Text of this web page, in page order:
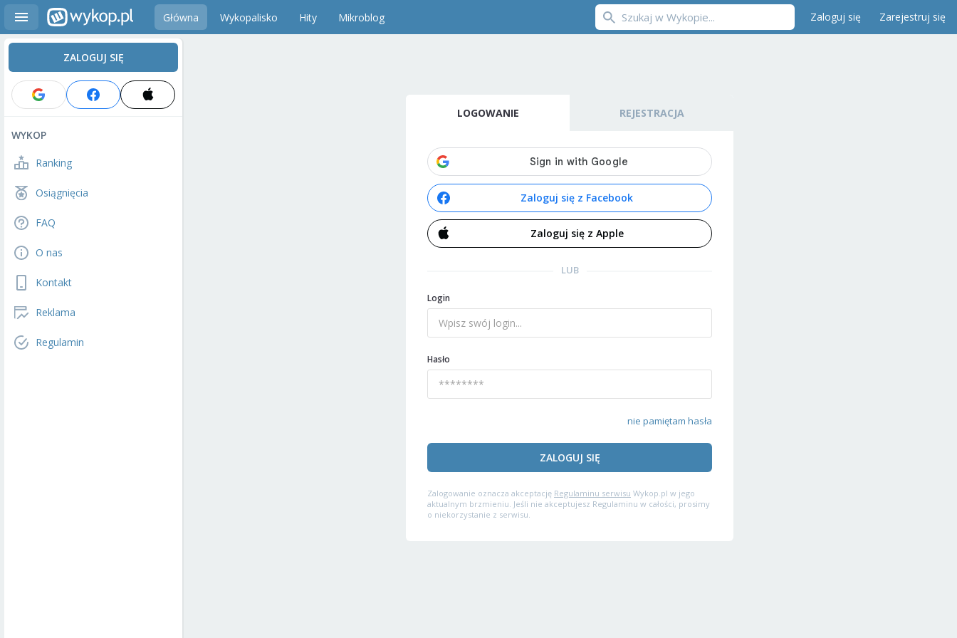
Główna Wykopalisko Hity Mikroblog Zaloguj się Zarejestruj się
ZALOGUJ SIĘ
WYKOP
Ranking
Osiągnięcia
FAQ
O nas
Kontakt
Reklama
Regulamin
LOGOWANIE REJESTRACJA
Zaloguj się z Facebook
Zaloguj się z Apple
LUB
Login
Hasło
nie pamiętam hasła
ZALOGUJ SIĘ
Zalogowanie oznacza akceptację Regulaminu serwisu Wykop.pl w jego
aktualnym brzmieniu. Jeśli nie akceptujesz Regulaminu w całości, prosimy
o niekorzystanie z serwisu.